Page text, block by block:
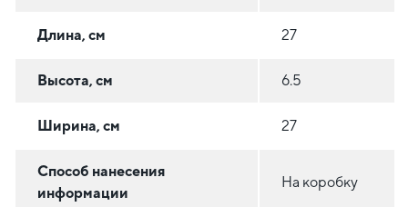
Длина, см 27
Высота, см 6.5
Ширина, см 27
Способ нанесения
информации
На коробку